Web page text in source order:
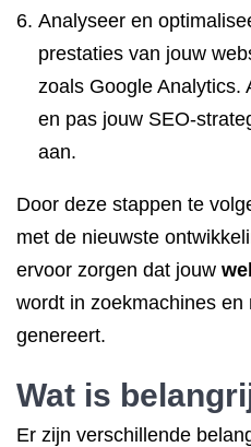
Analyseer en
prestaties van jouw
zoals Google Analytics.
en pas jouw SEO-
aan.
Door deze stappen te
met de nieuwste
ervoor zorgen dat jouw
wordt in zoekmachines
genereert.
Wat is
Er zijn verschillende